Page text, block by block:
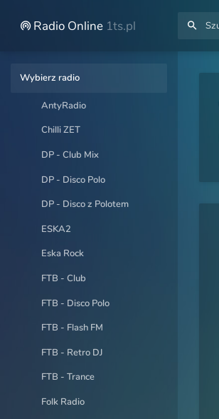
Radio Online 1ts.pl
Wybierz radio
AntyRadio
Chilli ZET
DP - Club Mix
DP - Disco Polo
DP - Disco z Polotem
ESKA2
Eska Rock
FTB - Club
FTB - Disco Polo
FTB - Flash FM
FTB - Retro DJ
FTB - Trance
Folk Radio